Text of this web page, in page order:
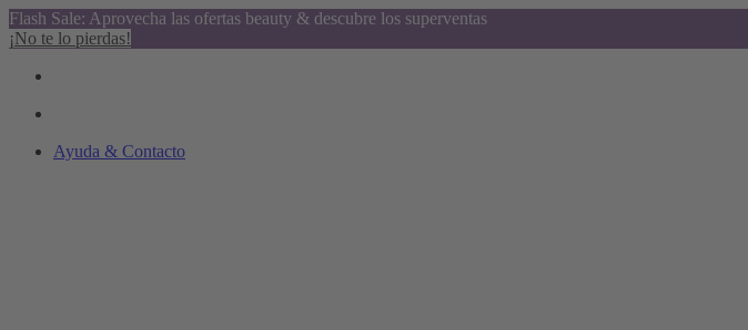
Flash Sale: Aprovecha las ofertas beauty & descubre los superventas
¡No te lo pierdas!
Ayuda & Contacto